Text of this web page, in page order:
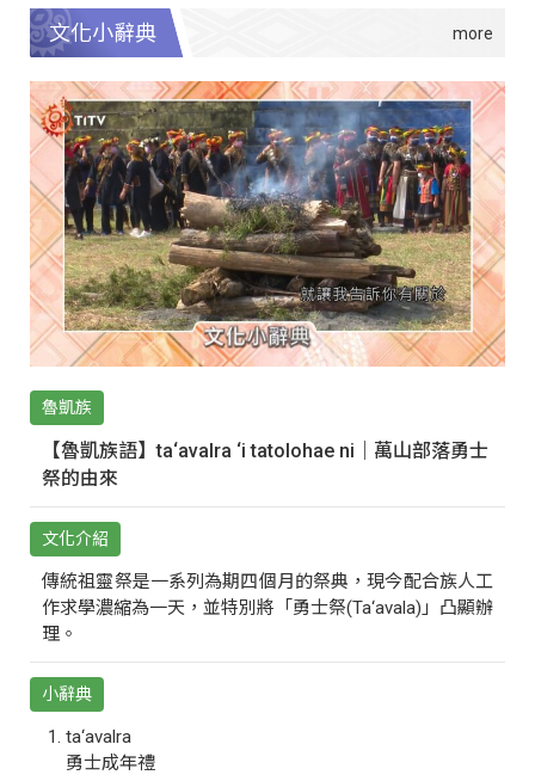
文化小辭典
魯凱族
【魯凱族語】ta‘avalra ‘i tatolohae ni｜萬山部落勇士
祭的由來
文化介紹
傳統祖靈祭是一系列為期四個月的祭典，現今配合族人工
作求學濃縮為一天，並特別將「勇士祭(Ta‘avala)」凸顯辦
理。
小辭典
ta‘avalra
勇士成年禮